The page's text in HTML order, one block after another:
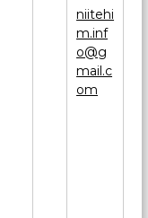
niitehi
m.inf
o@g
mail.c
om